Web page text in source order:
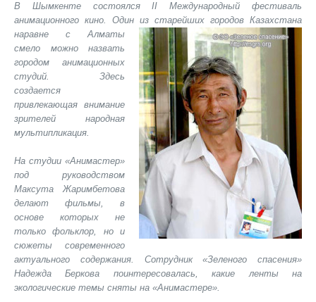
В Шымкенте состоялся II Международный фестиваль
анимационного кино. Один из старейших городов Казахстана
наравне с Алматы
смело можно назвать
городом анимационных
студий. Здесь
создается
привлекающая внимание
зрителей народная
мультипликация.
На студии «Анимастер»
под руководством
Максута Жаримбетова
делают фильмы, в
основе которых не
только фольклор, но и
сюжеты современного
актуального содержания. Сотрудник «Зеленого спасения»
Надежда Беркова поинтересовалась, какие ленты на
экологические темы сняты на «Анимастере».